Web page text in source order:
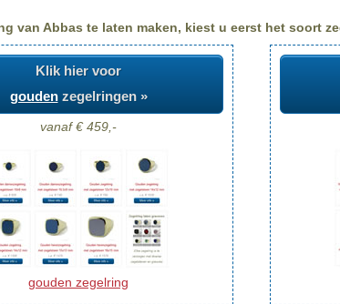
van Abbas te laten maken, kiest u eerst het soort
Klik hier voor
goudenzegelringen »
vanaf € 459,-
gouden zegelring